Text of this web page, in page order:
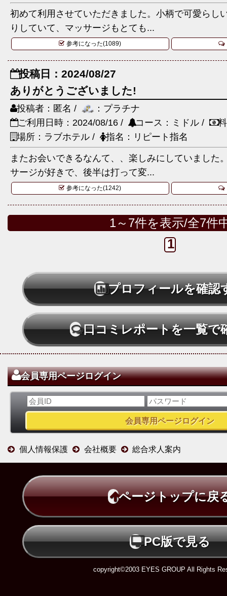
初めて利用させていただきました。小柄で可愛らし
りしていて、マッサージもとても...
参考になった(1089)
投稿日：2024/08/27
ありがとうございました!
投稿者：匿名 /
：プラチナ
ご利用日時：2024/08/16 /
コース：ミドル /
場所：ラブホテル /
指名：リピート指名
またお会いできるなんて、、楽しみにしていました
サージが好きで、後半は打って変...
参考になった(1242)
1～7件を表示/全7件
1
プロフィールを確認
口コミレポートを一覧で
会員専用ページログイン
個人情報保護 会社概要 総合求人案内
ページトップに戻
PC版で見る
copyright©2003 EYES GROUP All Rights